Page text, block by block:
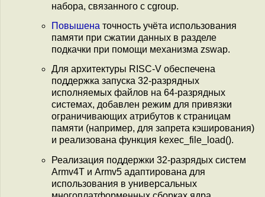
набора, связанного с cgroup.
Повышена точность учёта использования
памяти при сжатии данных в разделе
подкачки при помощи механизма zswap.
Для архитектуры RISC-V обеспечена
поддержка запуска 32-разрядных
исполняемых файлов на 64-разрядных
системах, добавлен режим для привязки
ограничивающих атрибутов к страницам
памяти (например, для запрета кэширования)
и реализована функция kexec_file_load().
Реализация поддержки 32-разрядых систем
Armv4T и Armv5 адаптирована для
использования в универсальных